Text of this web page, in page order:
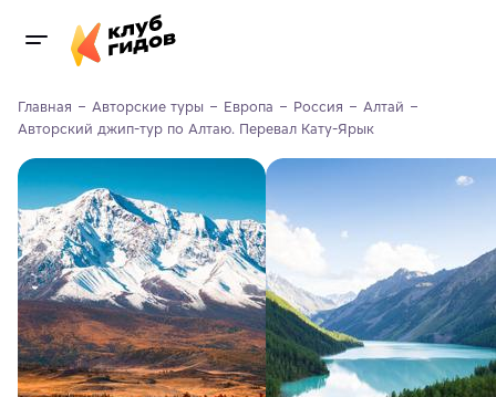
Главная Авторские туры Европа Россия
Алтай
Авторский джип-тур по Алтаю. Перевал Кату-Ярык